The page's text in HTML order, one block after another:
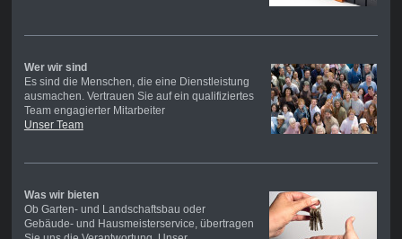
Wer wir sind
Es sind die Menschen, die eine Dienstleistung
ausmachen. Vertrauen Sie auf ein qualifiziertes
Team engagierter Mitarbeiter
Unser Team
Was wir bieten
Ob Garten- und Landschaftsbau oder
Gebäude- und Hausmeisterservice, übertragen